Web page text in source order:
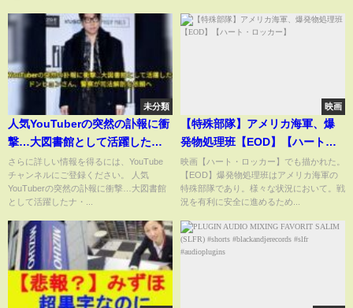
未分類
人気YouTuberの突然の訃報に衝
撃…大図書館として活躍した
ナ・ドンヒョンさん、警察が司
法解剖を依頼へ
さらに詳しい情報を得るには、YouTube
チャンネルにご登録ください。 人気
YouTuberの突然の訃報に衝撃…大図書館
として活躍したナ・...
映画
【特殊部隊】アメリカ海軍、爆
発物処理班【EOD】【ハート・
ロッカー】
映画【ハート・ロッカー】でも描かれた。
【EOD】爆発物処理班はアメリカ海軍の
特殊部隊であり。様々な状況において。戦
況を有利に安全に進めるため...